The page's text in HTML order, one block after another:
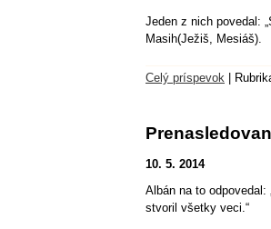
Jeden z nich povedal:
Masih(Ježiš, Mesiáš).
Celý príspevok
10. 5. 2014
Albán na to
stvoril všetky veci.“